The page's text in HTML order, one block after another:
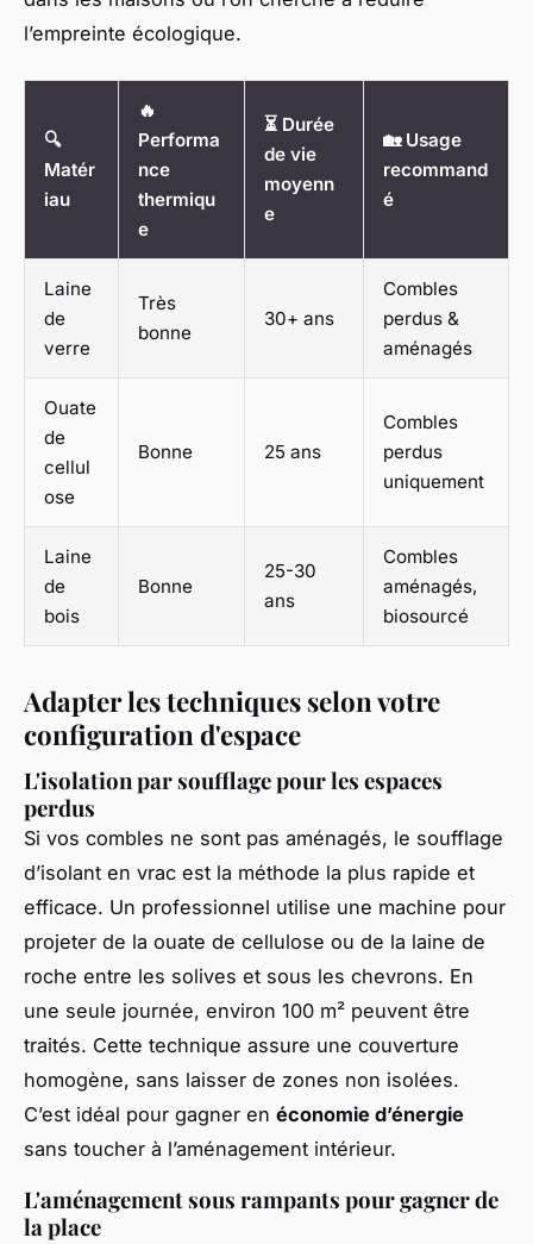
l’empreinte écologique.
🔍
Matér
iau
🔥
Performa
nce
thermiqu
e
⏳ Durée
de vie
moyenn
e
🏡 Usage
recommand
é
Laine
de
verre
Très
bonne
30+ ans
Combles
perdus &
aménagés
Ouate
de
cellul
ose
Bonne 25 ans
Combles
perdus
uniquement
Laine
de
bois
Bonne
25-30
ans
Combles
aménagés,
biosourcé
Adapter les techniques selon votre
configuration d'espace
L'isolation par soufflage pour les espaces
perdus
Si vos combles ne sont pas aménagés, le soufflage
d’isolant en vrac est la méthode la plus rapide et
efficace. Un professionnel utilise une machine pour
projeter de la ouate de cellulose ou de la laine de
roche entre les solives et sous les chevrons. En
une seule journée, environ 100 m² peuvent être
traités. Cette technique assure une couverture
homogène, sans laisser de zones non isolées.
C’est idéal pour gagner en économie d’énergie
sans toucher à l’aménagement intérieur.
L'aménagement sous rampants pour gagner de
la place